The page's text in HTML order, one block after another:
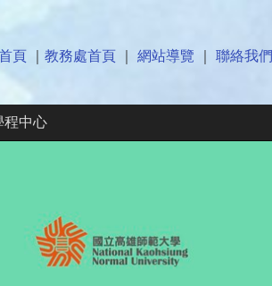
頁 教務處首頁 網站導覽 聯絡我們
程中心